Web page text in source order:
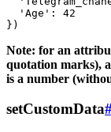
  'Age': 42
Note: for an
quotation marks),
is a number
setCustomData